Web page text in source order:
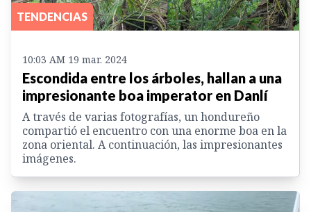
TENDENCIAS
10:03 AM 19 mar. 2024
Escondida entre los árboles, hallan a una
impresionante boa imperator en Danlí
A través de varias fotografías, un hondureño
compartió el encuentro con una enorme boa en la
zona oriental. A continuación, las impresionantes
imágenes.